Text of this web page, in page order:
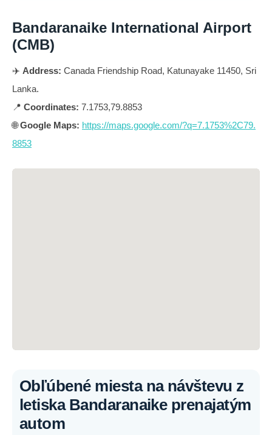
Bandaranaike International Airport
(CMB)
✈️ Address: Canada Friendship Road, Katunayake 11450, Sri
Lanka.
📍 Coordinates: 7.1753,79.8853
🌐Google Maps: https://maps.google.com/?q=7.1753%2C79.
8853
Obľúbené miesta na návštevu z
letiska Bandaranaike prenajatým
autom